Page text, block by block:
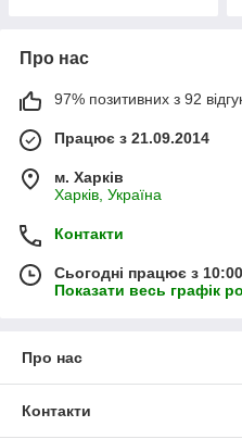
Про нас
97% позитивних з 92
Працює з 21.09.2014
м. Харків
Харків, Україна
Контакти
Сьогодні працює з
Показати весь графік
Про нас
Контакти